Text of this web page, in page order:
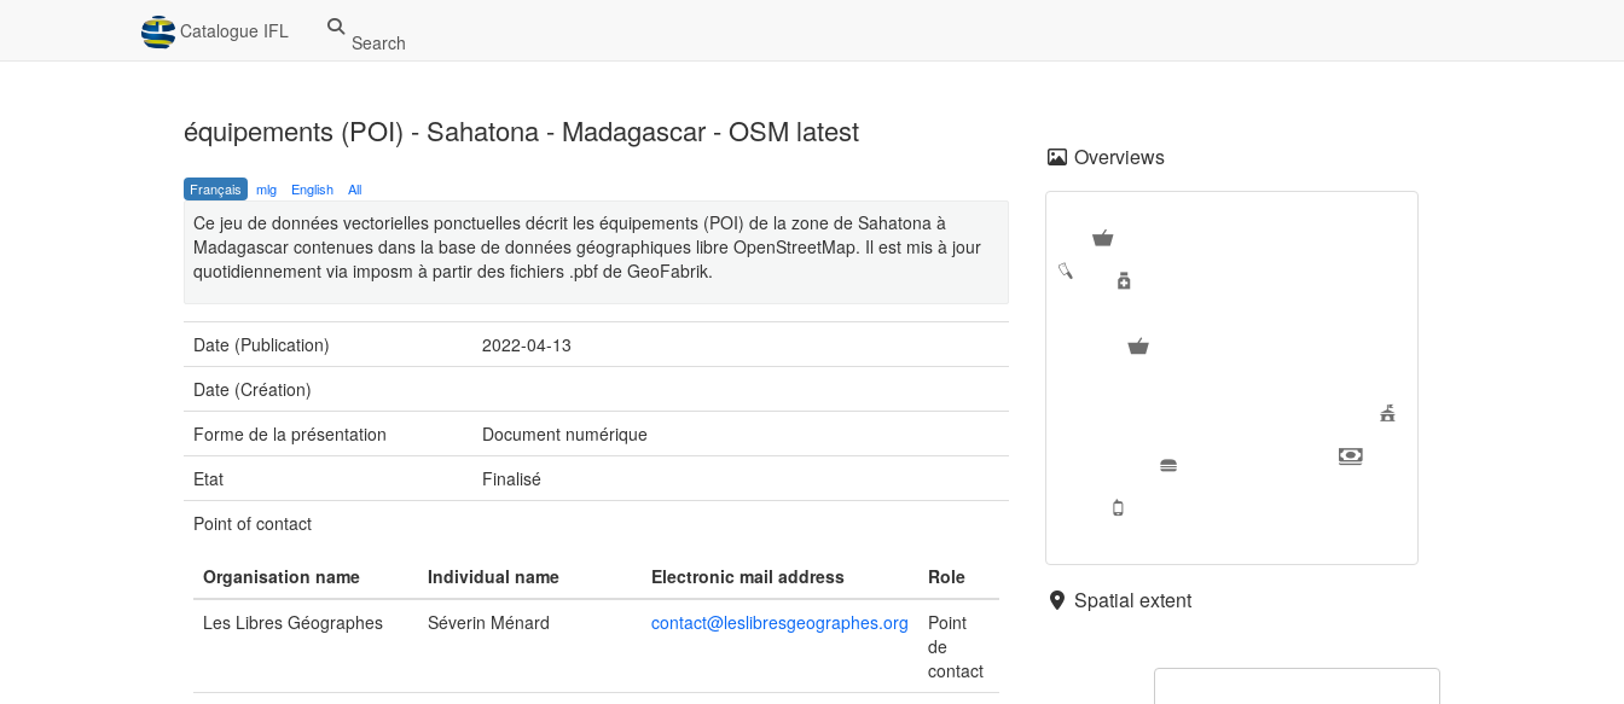
Catalogue IFL Search
équipements (POI) - Sahatona - Madagascar - OSM latest
Français mlg English All
Ce jeu de données vectorielles ponctuelles décrit les équipements (POI) de la zone de Sahatona à
Madagascar contenues dans la base de données géographiques libre OpenStreetMap. Il est mis à jour
quotidiennement via imposm à partir des fichiers .pbf de GeoFabrik.
Date (Publication)
2022-04-13
Date (Création)
Forme de la présentation
Document numérique
Etat
Finalisé
Point of contact
Organisation name Individual name Electronic mail address
Role
Les Libres Géographes
Séverin Ménard contact@leslibresgeographes.org
Point
de
contact
Overviews
Spatial extent